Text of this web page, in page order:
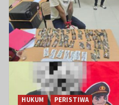
HUKUM
PERISTIWA